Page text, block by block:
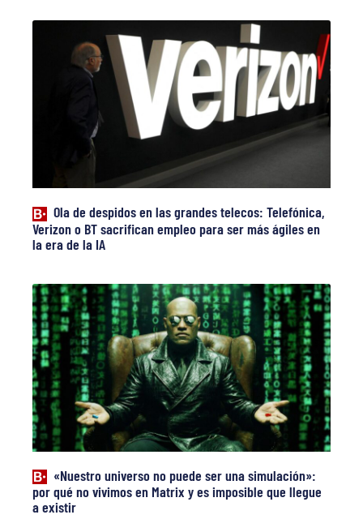
Ola de despidos en las grandes telecos: Telefónica,
Verizon o BT sacrifican empleo para ser más ágiles en
la era de la IA
«Nuestro universo no puede ser una simulación»:
por qué no vivimos en Matrix y es imposible que llegue
a existir